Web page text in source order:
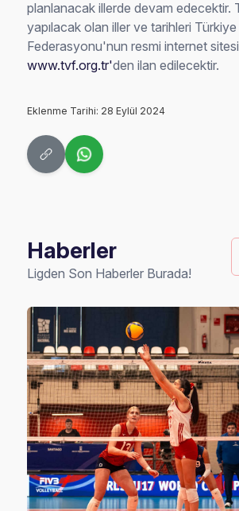
planlanacak illerde devam edecektir.
yapılacak olan iller ve tarihleri
Federasyonu'nun resmi internet sitesi
www.tvf.org.tr'den ilan edilecektir.
Eklenme Tarihi: 28 Eylül 2024
Haberler
Ligden Son Haberler Burada!